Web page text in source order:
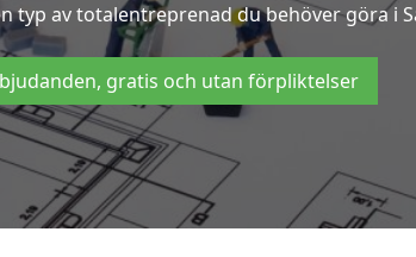
typ av totalentreprenad du behöver göra i
gratis och utan förpliktelser